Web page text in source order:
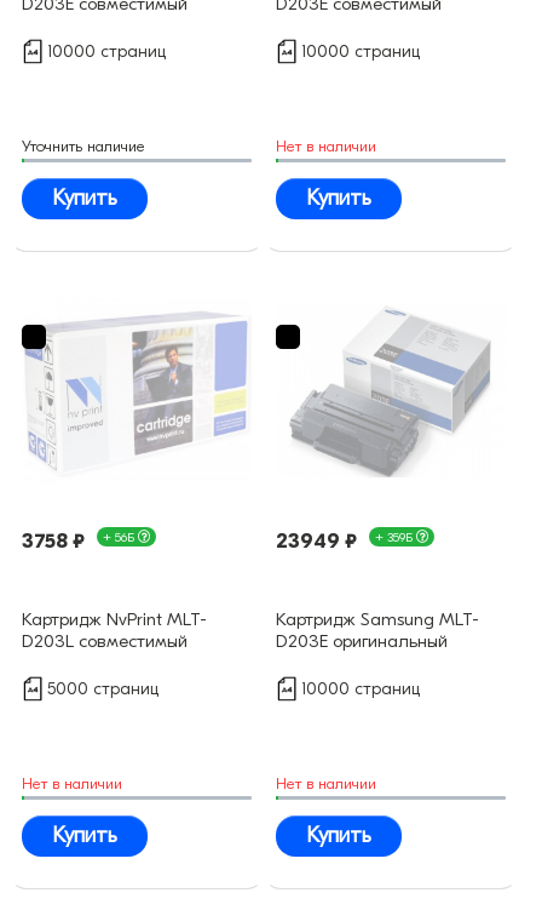
10000 страниц
Уточнить наличие
Купить
10000 страниц
Нет в наличии
Купить
3758 ₽ + 56Б
Картридж NvPrint MLT-
D203L совместимый
5000 страниц
Нет в наличии
Купить
23949 ₽ + 359Б
Картридж Samsung MLT-
D203E оригинальный
10000 страниц
Нет в наличии
Купить